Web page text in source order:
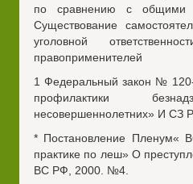
по сравнению с общими
Существование
уголовной
правоприменителей
1 Федеральный закон №
профилактики
несовершеннолетних» И СЗ
* Постановление
практике по леш» О
ВС РФ, 2000. №4.